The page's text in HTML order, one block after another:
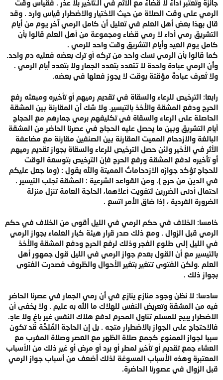
جائزة وتعتبر أداءً لا قضاءً مع الأثم في الـتأخير بلا عذر . فقياس وقت
الرمي على وقت الصلاة من حيث الاختيار والاضطرار قياس وارد . وقد
قال بهذا بعض أهل العلم في تعليل أن كامل الرمي آخر يوم من أيام
التشريق رمي أداء لا رمي قضاء ومجموعة من أهل العلم قالوا بأن
كامل يوم العيد وأيام التشريق وقت واحد للرمي .
كما قالوا بأن الرمي نسك واحد من تركه أو ترك بعضه فعليه دم واحد.
وأن الرمي عبادة واحدة لا تتعدد بتعدد الجمار ولا بتعدد أيام الرمي .
ولا تُعرف عبادةٌ مؤقتة بوقت لا يجوز فعلها في بعضه.
رابعا: الترخيص للرعاء والسقاة في تقديم رميهم أو تأخيره ومبعثه رفع
الحرج ودفع المشقة والأخذ بالتيسير. ولا شك أن المقارنة بين المشقة
الحاصلة على الرعاء والسقاة في تكليفهم برمي جمارهم مع الحجاج
أيام التشريق وبين ما يحصل عليه الحجاج في عصرنا الحاضر من المشقة
البالغة والازدحام المميت المقارنة بين الصنفين مقارنة مع مضاعفة
الأثر في الأخير ولئن حصل الترخيص للرعاء والسقاة بجواز تقديم رميهم
أو تأخيره لدفع المشقة ورفع الحرج فإن الترخيص بتوسعة الوقت
للحجاج تؤكد جوازَه الازدحاماتُ المميتة والله يقول : (وما جعل عليكم
في الدين من حرج ). ومن القواعد الشرعية : المشقة تجلب التيسير .
احتمال أدنى الضررين لتفويت أعلاهما، الحاجة العامة تنزل منزلة
الضرورة الفردية ، إذا ضاق الأمر اتسع .
خامسا: الخلاف في حكم الرمي في الليل أقوى من الخلاف في حكم
الرمي قبل الزوال . ومع ذلك صدر قرار هيئة كبار العلماء بجواز الرمي
في الليل إلى طلوع الفجر وذلك لرفع الحرج ودفع المشقة والأخذ
بالتيسير مع أن القول بعدم جواز الرمي في الليل قول جمهور أهل
العلم .ولكن الفتوى تتغير بتغير الأحوال والظروف فصدرت الفتوى
بجواز ذلك .
سادسا: لا نظن وجود منازع ينازع في أن رمي الجمار في عصرنا الحاضر
فيه من المشقة وتعريض النفس للهلاك ما الله به عليم . ولا يخفى أن
الاضطرار يبيح للمسلم تناول المحرم لدفع هلاك النفس غير باغٍ ولا عادٍ.
فالاحتجاج على الجواز بالاضطرار متجه . بل إن الحاجة المُلِحَّة قد تكون
سببا لجواز الممنوع كجمع صلاة الظهر مع العصر وصلاة المغرب مع
العشاء جمع تقديم أو تأخير لمطر أو برد أو مرض أو غير ذلك من الأسباب
المعتبرة وهذه الأسباب المسوغة لذلك أضعف من أسباب جواز الرمي
قبل الزوال في عصورنا الحاضرة.